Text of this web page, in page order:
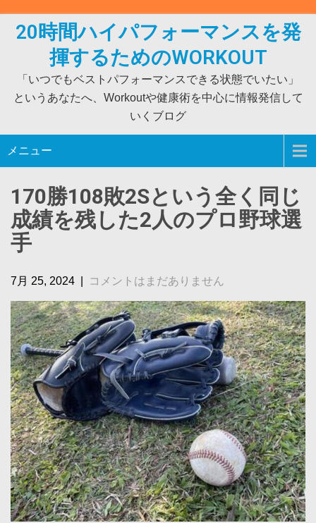
20時間ハイパフォーマンスを発
揮するためのWORKOUT
「いつでもベストパフォーマンスできる状態でいたい」
というあなたへ、Workoutや健康術を中心に情報発信して
いくブログ
メニュー
170勝108敗2Sという全く同じ
成績を残した2人のプロ野球選
手
7月 25, 2024 コメントはまだありません